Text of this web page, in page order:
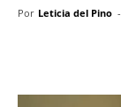
Por Leticia del Pino -